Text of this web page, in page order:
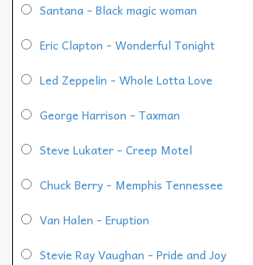
Santana - Black magic woman
Eric Clapton - Wonderful Tonight
Led Zeppelin - Whole Lotta Love
George Harrison - Taxman
Steve Lukater - Creep Motel
Chuck Berry - Memphis Tennessee
Van Halen - Eruption
Stevie Ray Vaughan - Pride and Joy